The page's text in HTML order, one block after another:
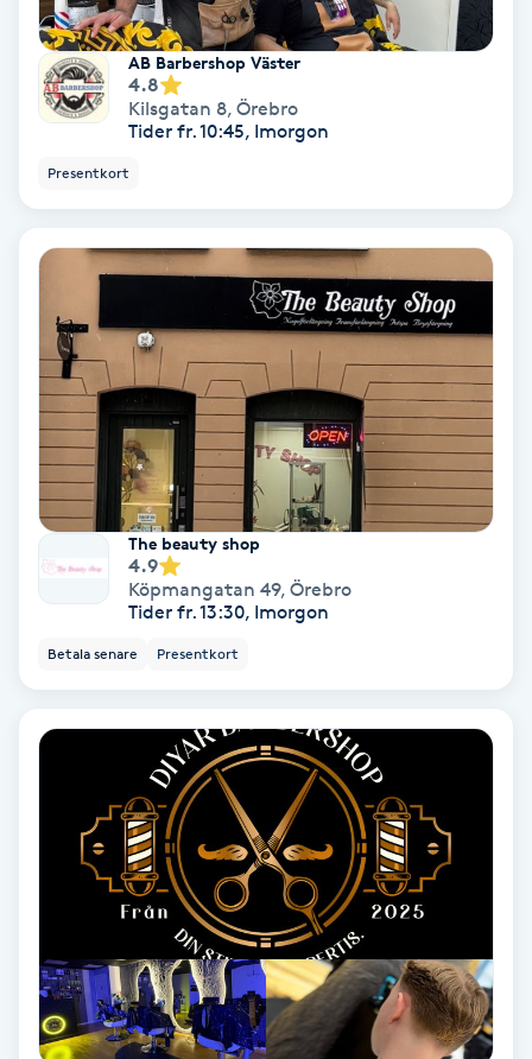
Medium
Megavolymfransar
Microshading
Mixfransar
Nagelförlängning
Nagelförlängning akryl
Nagelförlängning gelé
Nagelförlängning silke
Nagelförstärkning
Nagelklippning
Nagelsvamp
Nageltrång
AB Barbershop Väster
4.8
Kilsgatan 8, Örebro
Tider fr. 10:45, Imorgon
Presentkort
The beauty shop
4.9
Köpmangatan 49, Örebro
Tider fr. 13:30, Imorgon
Betala senare Presentkort